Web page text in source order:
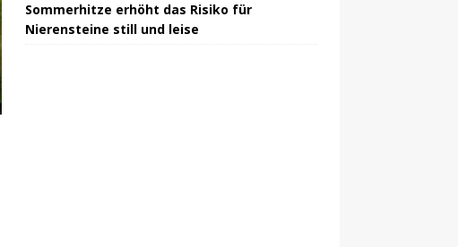
Sommerhitze erhöht das Risiko für
Nierensteine ​​​​still und leise